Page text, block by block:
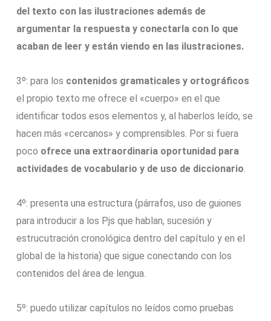
del texto con las ilustraciones además de
argumentar la respuesta y conectarla con lo que
acaban de leer y están viendo en las ilustraciones.
3º: para los contenidos gramaticales y ortográficos
el propio texto me ofrece el «cuerpo» en el que
identificar todos esos elementos y, al haberlos leído, se
hacen más «cercanos» y comprensibles. Por si fuera
poco ofrece una extraordinaria oportunidad para
actividades de vocabulario y de uso de diccionario
4º: presenta una estructura (párrafos, uso de guiones
para introducir a los Pjs que hablan, sucesión y
estrucutración cronológica dentro del capítulo y en el
global de la historia) que sigue conectando con los
contenidos del área de lengua.
5º: puedo utilizar capítulos no leídos como pruebas